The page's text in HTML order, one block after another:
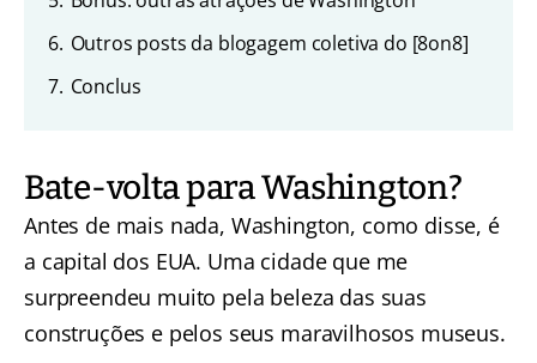
6. Outros posts da blogagem coletiva do [8on8]
7. Conclus
Bate-volta para Washington?
Antes de mais nada, Washington, como disse, é
a capital dos EUA. Uma cidade que me
surpreendeu muito pela beleza das suas
construções e pelos seus maravilhosos museus.